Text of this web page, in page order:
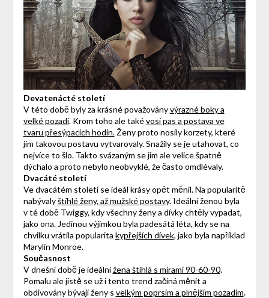
Devatenácté století
V této době byly za krásné považoványvýrazné boky a
velké pozadí. Krom toho ale takévosí pas a postava ve
tvaru přesýpacích hodin.Ženy proto nosily korzety, které
jim takovou postavu vytvarovaly. Snažily se je utahovat, co
nejvíce to šlo. Takto svázaným se jim ale velice špatně
dýchalo a proto nebylo neobvyklé, že často omdlévaly.
Dvacáté století
Ve dvacátém století se ideál krásy opět měnil. Na popularitě
nabývalyštíhlé ženy, až mužské postavy. Ideální ženou byla
v té době Twiggy, kdy všechny ženy a dívky chtěly vypadat,
jako ona. Jedinou výjimkou byla padesátá léta, kdy se na
chvilku vrátila popularita kypřejších dívek, jako byla například
Marylin Monroe.
Současnost
V dnešní době je ideálnížena štíhlá s mírami 90-60-90.
Pomalu ale jistě se už i tento trend začíná měnit a
obdivovány bývají ženy s velkým poprsím a plnějším pozadím.